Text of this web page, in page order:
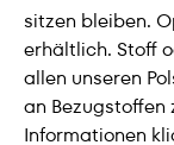
sitzen bleiben.
erhältlich. Stoff
allen unseren
an Bezugstoffen
Informationen